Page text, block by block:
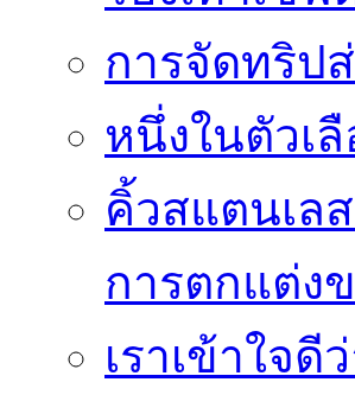
การจัดทริป
หนึ่งในตัวเ
คิ้วสแตนเล
การตกแต่ง
เราเข้าใจ